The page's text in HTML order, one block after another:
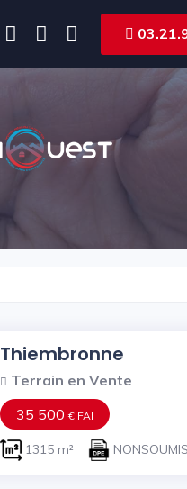
Thiembronne
Terrain en Vente
35 500€ FAI
1315 m² NONSOUMIS